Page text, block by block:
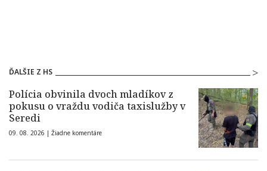
ĎALŠIE Z HS
Polícia obvinila dvoch mladíkov z
pokusu o vraždu vodiča taxislužby v
Seredi
09. 08. 2026 | Žiadne komentáre